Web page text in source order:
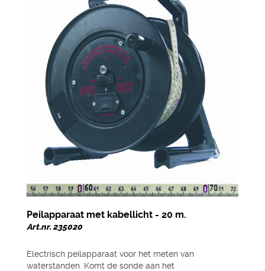
Peilapparaat met kabellicht - 20 m.
Art.nr. 235020
Electrisch peilapparaat voor het meten van
waterstanden. Komt de sonde aan het